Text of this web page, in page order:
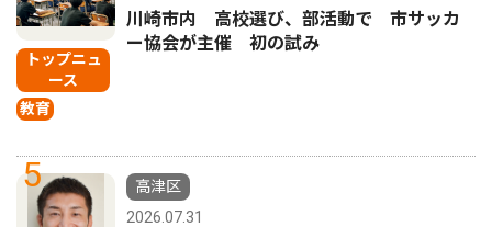
トップニュ
ース
教育
川崎市内 高校選び、部活動で 市サッカ
ー協会が主催 初の試み
5
高津区
2026.07.31